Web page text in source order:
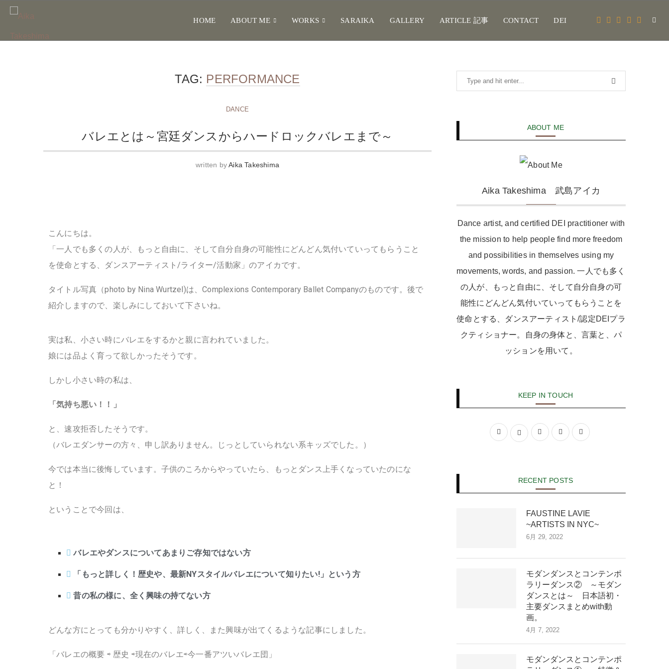
HOME ABOUT ME WORKS SARAIKA GALLERY ARTICLE 記事 CONTACT DEI
TAG: PERFORMANCE
DANCE
バレエとは～宮廷ダンスからハードロックバレエまで～
written byAika Takeshima
こんにちは。
「一人でも多くの人が、もっと自由に、そして自分自身の可能性にどんどん気付いていってもらうこと
を使命とする、ダンスアーティスト/ライター/活動家」のアイカです。
タイトル写真（photo by Nina Wurtzel)は、Complexions Contemporary Ballet Companyのものです。後で
紹介しますので、楽しみにしておいて下さいね。
実は私、小さい時にバレエをするかと親に言われていました。
娘には品よく育って欲しかったそうです。
しかし小さい時の私は、
「気持ち悪い！！」
と、速攻拒否したそうです。
（バレエダンサーの方々、申し訳ありません。じっとしていられない系キッズでした。）
今では本当に後悔しています。子供のころからやっていたら、もっとダンス上手くなっていたのにな
と！
ということで今回は、
バレエやダンスについてあまりご存知ではない方
「もっと詳しく！歴史や、最新NYスタイルバレエについて知りたい!」という方
昔の私の様に、全く興味の持てない方
どんな方にとっても分かりやすく、詳しく、また興味が出てくるような記事にしました。
「バレエの概要 ⇨ 歴史 ⇨現在のバレエ⇨今一番アツいバレエ団」
ABOUT ME
Aika Takeshima 武島アイカ
Dance artist, and certified DEI practitioner with
the mission to help people find more freedom
and possibilities in themselves using my
movements, words, and passion. 一人でも多く
の人が、もっと自由に、そして自分自身の可
能性にどんどん気付いていってもらうことを
使命とする、ダンスアーティスト/認定DEIプラ
クティショナー。自身の身体と、言葉と、パ
ッションを用いて。
KEEP IN TOUCH
RECENT POSTS
FAUSTINE LAVIE
~ARTISTS IN NYC~
6月 29, 2022
モダンダンスとコンテンポ
ラリーダンス② ～モダン
ダンスとは～ 日本語初・
主要ダンスまとめwith動
画。
4月 7, 2022
モダンダンスとコンテンポ